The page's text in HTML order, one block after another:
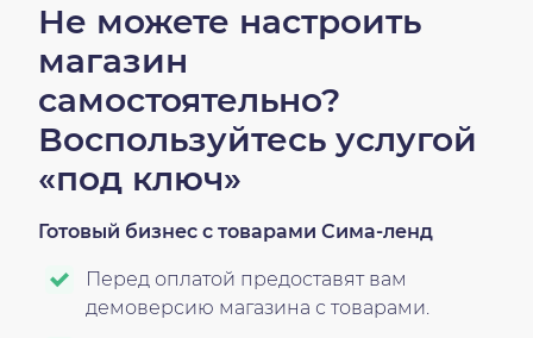
Не можете настроить
магазин
самостоятельно?
Воспользуйтесь услугой
«под ключ»
Готовый бизнес с товарами Сима-ленд
Перед оплатой предоставят вам
демоверсию магазина с товарами.